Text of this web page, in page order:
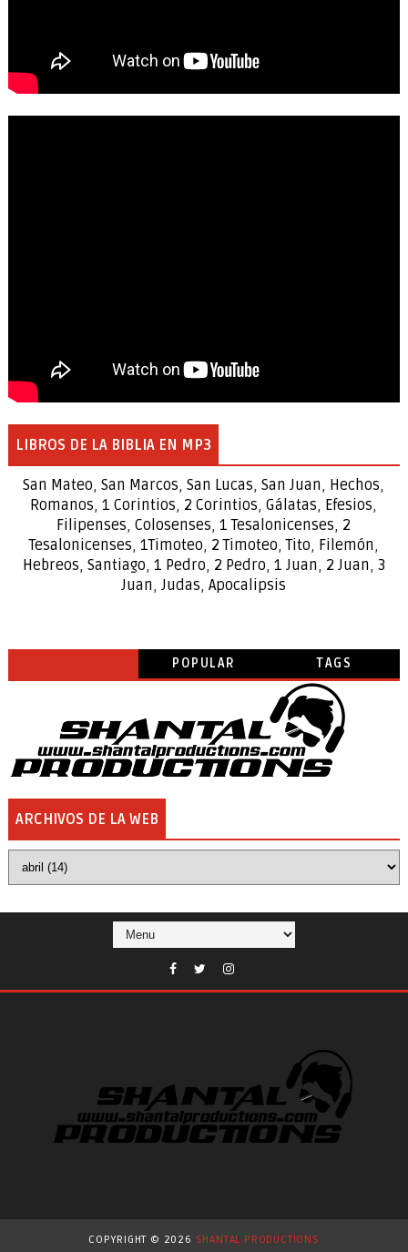
LIBROS DE LA BIBLIA EN MP3
San Mateo,San Marcos,San Lucas,San Juan, Hechos,
Romanos,1 Corintios, 2 Corintios,Gálatas, Efesios,
Filipenses,Colosenses,1Tesalonicenses, 2
Tesalonicenses, 1Timoteo, 2Timoteo, Tito, Filemón,
Hebreos, Santiago, 1 Pedro, 2 Pedro, 1 Juan, 2 Juan, 3
Juan,Judas,Apocalipsis
POPULAR TAGS
ARCHIVOS DE LA WEB
COPYRIGHT © 2026 SHANTAL PRODUCTIONS